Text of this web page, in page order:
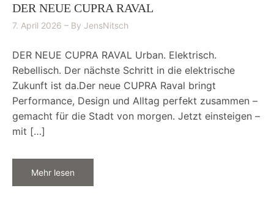
DER NEUE CUPRA RAVAL
7. April 2026 By JensNitsch
DER NEUE CUPRA RAVAL Urban. Elektrisch.
Rebellisch. Der nächste Schritt in die elektrische
Zukunft ist da.Der neue CUPRA Raval bringt
Performance, Design und Alltag perfekt zusammen –
gemacht für die Stadt von morgen. Jetzt einsteigen –
mit […]
Mehr lesen